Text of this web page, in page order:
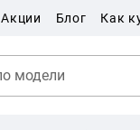
Акции Блог Как